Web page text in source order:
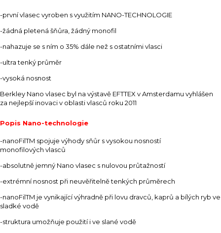
-první vlasec vyroben s využitím NANO-TECHNOLOGIE
-žádná pletená šňůra, žádný monofil
-nahazuje se s ním o 35% dále než s ostatními vlasci
-ultra tenký průměr
-vysoká nosnost
Berkley Nano vlasec byl na výstavě EFTTEX v Amsterdamu vyhlášen
za nejlepší inovaci v oblasti vlasců roku 2011
Popis Nano-technologie
-nanoFilTM spojuje výhody sňůr s vysokou nosností
monofilových vlasců
-absolutně jemný Nano vlasec s nulovou průtažností
-extrémní nosnost při neuvěřitelně tenkých průměrech
-nanoFilTM je vynikající výhradně při lovu dravců, kaprů a bílých ryb ve
sladké vodě
-struktura umožňuje použití i ve slané vodě